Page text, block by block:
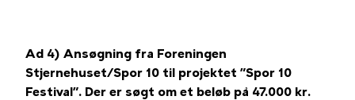
Ad 4) Ansøgning fra Foreningen
Stjernehuset/Spor 10 til projektet ”Spor 10
Festival”. Der er søgt om et beløb på 47.000 kr.